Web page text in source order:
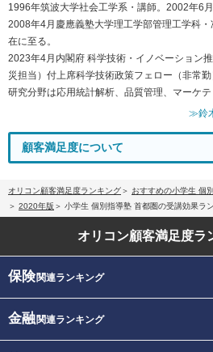
1996年筑波大学社会工学系・講師。2002年6月
2008年4月慶應義塾大学理工学部管理工学科
在に至る。
2023年4月内閣府 科学技術・イノベーション
災担当）付上席科学技術政策フェロー（非常勤
研究分野は応用統計解析、品質管理、マーケテ
≫鈴
顧客満足度について
オリコン顧客満足度ランキング
おすすめの小学生 個
2020年版
小学生 個別指導塾 首都圏の受講効果ラ
オリコン顧客満足度ラ
保険関連ランキング
金融関連ランキング